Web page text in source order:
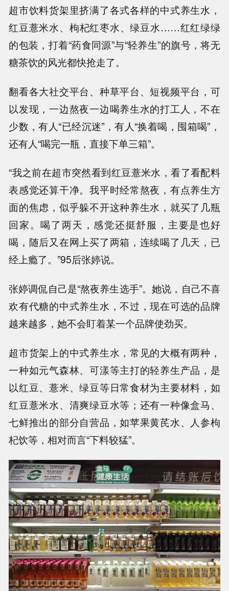
超市饮料货架里挤满了各式各样的中式养生水，
红豆薏米水、枸杞红枣水、绿豆水……红红绿绿
的包装，打着“药食同源”与“轻养生”的旗号，将无
糖茶饮的风光都快抢走了。
翻看各大社交平台、种草平台、短视频平台，可
以发现，一边熬夜一边喝养生水的打工人，不在
少数，有人“已经沉迷”，有人“换着喝，囤箱喝”，
还有人“喝完一瓶，直接下单三箱”。
“我之前在超市突然看到红豆薏米水，看了看配料
表感觉还算干净。我平时经常熬夜，有点养生方
面的焦虑，似乎躲不开这种养生水，就买了几瓶
回家。喝了两天，感觉还挺舒服，主要是也好
喝，随后又在网上买了两箱，连续喝了几天，已
经上瘾了。”95后张婷说。
张婷调侃自己是“熬夜养生选手”。她说，自己不喜
欢有代糖的中式养生水，不过，现在可选的品牌
越来越多，她不会盯着某一个品牌使劲买。
超市货架上的中式养生水，常见的大概有两种，
一种如元气森林、可漾等主打的轻养生产品，是
以红豆、薏米、绿豆等日常食材为主要材料，如
红豆薏米水、清爽绿豆水等；还有一种像盒马、
七鲜推出的部分自营品，如苹果黄芪水、人参枸
杞饮等，相对而言“下料较猛”。